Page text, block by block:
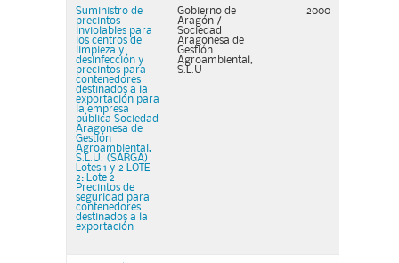
Suministro de
precintos
inviolables para
los centros de
limpieza y
desinfección y
precintos para
contenedores
destinados a la
exportación para
la empresa
pública Sociedad
Aragonesa de
Gestión
Agroambiental,
S.L.U. (SARGA)
Lotes 1 y 2 LOTE
2: Lote 2
Precintos de
seguridad para
contenedores
destinados a la
exportación
Gobierno de
Aragón /
Sociedad
Aragonesa de
Gestión
Agroambiental,
S.L.U
2000